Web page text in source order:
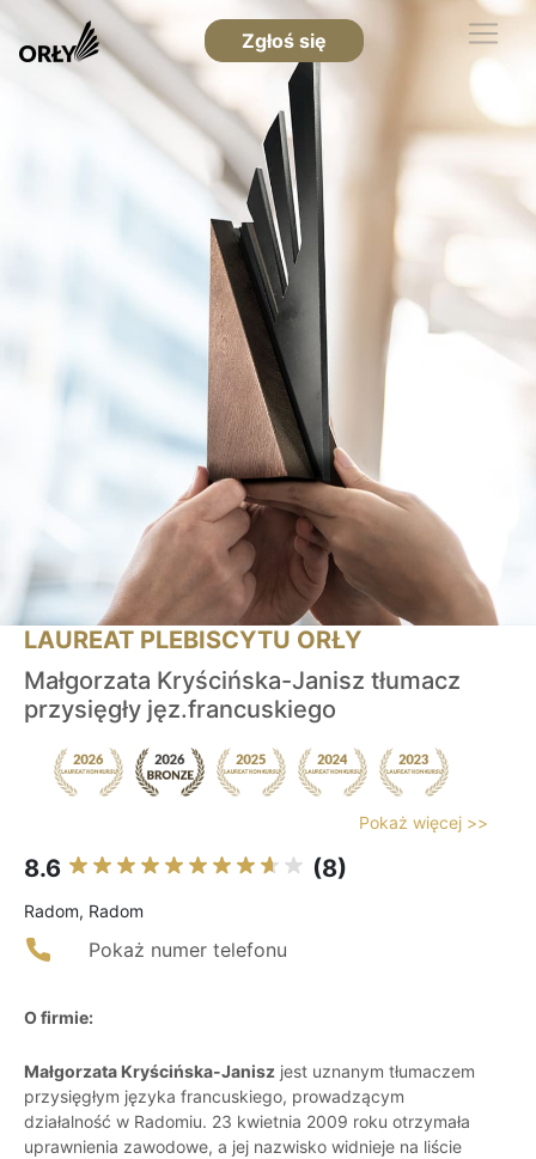
Zgłoś się
LAUREAT PLEBISCYTU ORŁY
Małgorzata Kryścińska-Janisz tłumacz
przysięgły jęz.francuskiego
Pokaż więcej >>
8.6 (8)
Radom, Radom
Pokaż numer telefonu
O firmie:
Małgorzata Kryścińska-Janisz jest uznanym tłumaczem
przysięgłym języka francuskiego, prowadzącym
działalność w Radomiu. 23 kwietnia 2009 roku otrzymała
uprawnienia zawodowe, a jej nazwisko widnieje na liście